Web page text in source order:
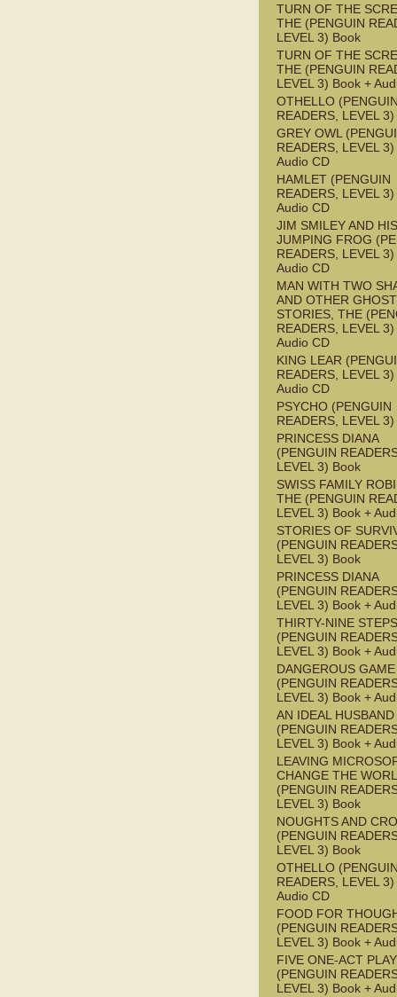
TURN OF THE
THE (PENGUIN
LEVEL 3) Book
TURN OF THE
THE (PENGUIN
LEVEL 3) Book +
OTHELLO
READERS, LEVEL
GREY OWL
READERS, LEVEL
Audio CD
HAMLET (PENGUIN
READERS, LEVEL
Audio CD
JIM SMILEY AND HIS
JUMPING FROG
READERS, LEVEL
Audio CD
MAN WITH TWO
AND OTHER GHOST
STORIES, THE
READERS, LEVEL
Audio CD
KING LEAR
READERS, LEVEL
Audio CD
PSYCHO (PENGUIN
READERS, LEVEL
PRINCESS DIANA
(PENGUIN
LEVEL 3) Book
SWISS FAMILY
THE (PENGUIN
LEVEL 3) Book +
STORIES OF
(PENGUIN
LEVEL 3) Book
PRINCESS DIANA
(PENGUIN
LEVEL 3) Book +
THIRTY-NINE
(PENGUIN
LEVEL 3) Book +
DANGEROUS GAME
(PENGUIN
LEVEL 3) Book +
AN IDEAL HUSBAND
(PENGUIN
LEVEL 3) Book +
LEAVING
CHANGE THE
(PENGUIN
LEVEL 3) Book
NOUGHTS AND
(PENGUIN
LEVEL 3) Book
OTHELLO
READERS, LEVEL
Audio CD
FOOD FOR
(PENGUIN
LEVEL 3) Book +
FIVE ONE-ACT
(PENGUIN
LEVEL 3) Book +